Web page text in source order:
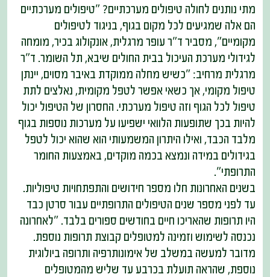
מתי נותנים לחולה טיפולים מערכתיים? "טיפולים מערכתיים
הם אלה שמגיעים לכל מקום בגוף, בניגוד לטיפולים
מקומיים", מסביר ד"ר עופר מרגלית, אונקולוג בכיר, מומחה
לגידולי מערכת העיכול בבית החולים שיבא, תל השומר. ד"ר
מרגלית מרחיב: "כשיש מחלה ממוקדת באיבר מסוים, יינתן
טיפול מקומי, אך כשאי אפשר לטפל מקומית, נאלצים לתת
טיפול לכל הגוף וזה טיפול מערכתי. החסרון של הטיפול יכול
להיות בכך שתופעות הלוואי ישפיעו על מערכות נוספות בגוף
מלבד הכבד, ואילו היתרון המשמעותי הוא שהוא יכול לטפל
בגידולים במידה ונמצא בכמה מוקדים, באמצעות החומר
התרופתי".
בשנים האחרונות חלו מספר חידושים והתפתחויות טיפוליות.
עד לפני מספר שנים הטיפולים התרופתיים עבור סרטן כבד
היו תרופות שהאריכו חיים בחודשים ספורים בלבד. "לאחרונה
נכנסה לשימוש וזמינה למטופלים קבוצת תרופות נוספת.
מדובר למעשה במשלב של אימונותרפיה ותרופה ביולוגית
נוספת, שהראה תועלת בכרבע עד שליש מהמטופלים